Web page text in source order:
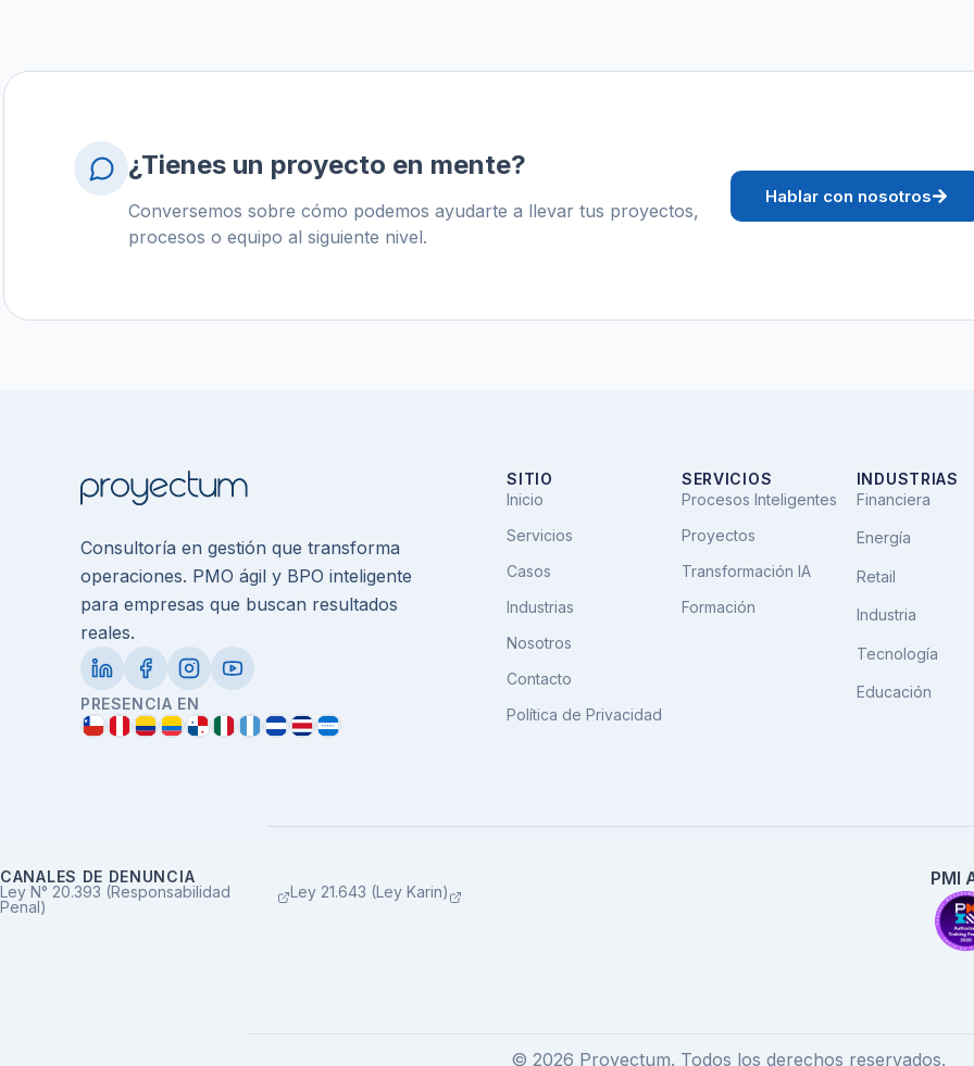
¿Tienes un proyecto en mente?
Conversemos sobre cómo podemos ayudarte a llevar tus proyectos,
procesos o equipo al siguiente nivel.
Hablar con nosotros
Consultoría en gestión que transforma
operaciones. PMO ágil y BPO inteligente
para empresas que buscan resultados
reales.
PRESENCIA EN
SITIO
Inicio
Servicios
Casos
Industrias
Nosotros
Contacto
Política de Privacidad
SERVICIOS
Procesos Inteligentes
Proyectos
Transformación IA
Formación
INDUSTRIAS
Financiera
Energía
Retail
Industria
Tecnología
Educación
CANALES DE DENUNCIA
Ley N° 20.393 (Responsabilidad
Penal)
Ley 21.643 (Ley Karin)
PMI
© 2026 Proyectum. Todos los derechos reservados.